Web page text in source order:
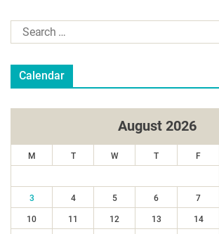
Calendar
August 2026
M T W T F
3 4 5 6 7
10 11 12 13 14